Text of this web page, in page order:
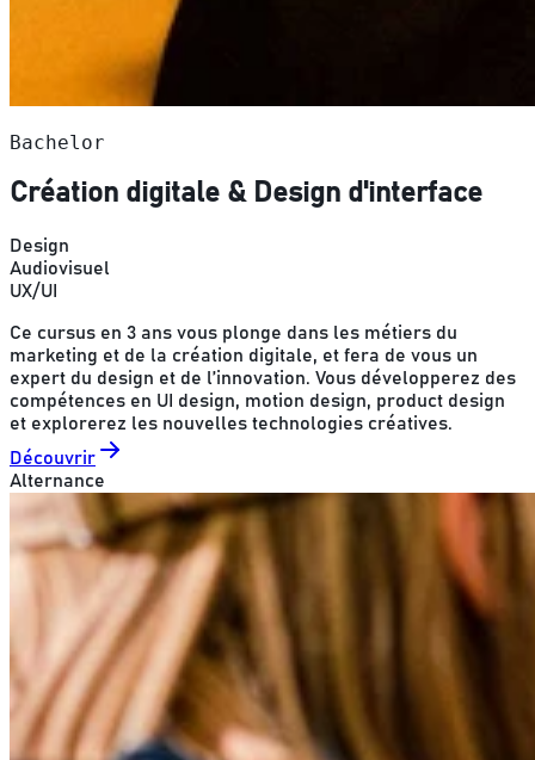
Bachelor
Création digitale & Design d'interface
Design
Audiovisuel
UX/UI
Ce cursus en 3 ans vous plonge dans les métiers du
marketing et de la création digitale, et fera de vous un
expert du design et de l’innovation. Vous développerez des
compétences en UI design, motion design, product design
et explorerez les nouvelles technologies créatives.
Découvrir
Alternance